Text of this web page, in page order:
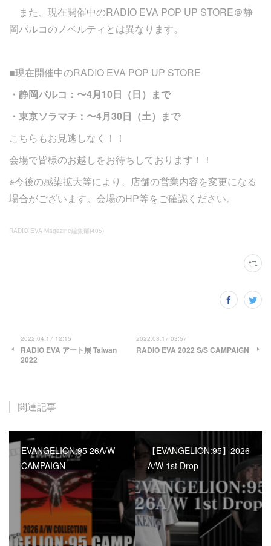
また、現在開催中のRADIO EVA POP UP STORE＠静
岡パルコのノベルティとは異なります。
■現在開催中のRADIO EVA POP UP STORE
・静岡パルコ：〜4月10日（日）まで
・東京ソラマチ：〜4月30日（土）まで
こちらもお見逃しなく！！
会場で皆様のお越しをお待ちしております！！
※今後の感染拡大等により、店舗の営業内容を変更になる
場合がございます。会場のHP等をご確認ください。
RADIO EVA Magazine編集部(405)
2022.04.17 12:15
RADIO EVA アート展 Taiwan
2022
2022.03.17 03:57
RADIO EVA 2022 S/S CAMPAIGN
関連記事
EVANGELION:95 26A/W
CAMPAIGN
【EVANGELION:95】2026
A/W 1st Drop